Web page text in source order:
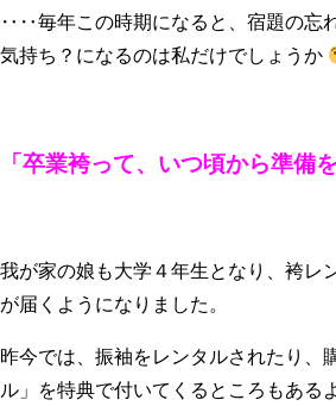
‥‥毎年この時期になると、宿題の忘
気持ち？になるのは私だけでしょうか
「卒業袴って、いつ頃から準備
我が家の娘も大学４年生となり、袴レ
が届くようになりました。
昨今では、振袖をレンタルされたり、
ル」を特典で付いてくるところもある